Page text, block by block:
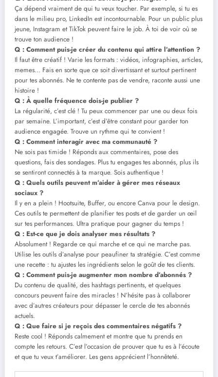
Ça dépend vraiment de qui tu veux toucher. Par exemple, si tu es
dans le milieu pro, LinkedIn est incontournable. Pour un public plus
jeune, Instagram et TikTok peuvent faire le job. À toi de voir où se
trouve ton audience !
Q : Comment puis-je créer du contenu qui attire l’attention ?
Il faut être créatif ! Varie les formats : vidéos, infographies, articles,
memes… Fais en sorte que ce soit divertissant et surtout pertinent
pour tes abonnés. Ne te contente pas de vendre, raconte aussi une
histoire !
Q : À quelle fréquence dois-je publier ?
La régularité, c’est clé ! Tu peux commencer par une ou deux fois
par semaine. L’important, c’est d’être constant pour garder ton
audience engagée. Trouve un rythme qui te convient !
Q : Comment interagir avec ma communauté ?
Ne sois pas timide ! Réponds aux commentaires, pose des
questions, fais des sondages. Plus tu engages tes abonnés, plus ils
se sentiront connectés à ta marque. Sois authentique !
Q : Quels outils peuvent m’aider à gérer mes réseaux
sociaux ?
Il y en a plein ! Hootsuite, Buffer, ou encore Canva pour le design.
Ces outils te permettent de planifier tes posts et de garder un œil
sur tes performances. Ultra pratique pour gagner du temps !
Q : Est-ce que je dois analyser mes résultats ?
Absolument ! Regarde ce qui marche et ce qui ne marche pas.
Utilise les outils d’analyse pour peaufiner ta stratégie. C’est comme
une recette : tu ajustes les ingrédients selon le goût de tes clients.
Q : Comment puis-je augmenter mon nombre d’abonnés ?
Du contenu de qualité, des hashtags pertinents, et quelques
concours peuvent faire des miracles ! N’hésite pas à collaborer
avec d’autres créateurs pour dépasser le cercle de tes abonnés
actuels.
Q : Que faire si je reçois des commentaires négatifs ?
Reste cool ! Réponds calmement et montre que tu prends en
compte les retours. C’est l’occasion de prouver que tu es à l’écoute
et que tu veux t’améliorer. Les gens apprécient l’honnêteté.